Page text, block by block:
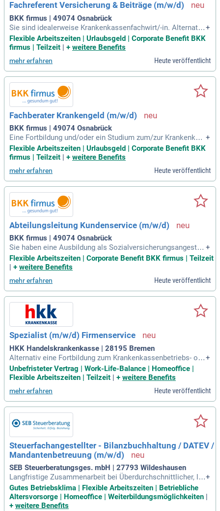
Fachreferent Versicherung & Beiträge (m/w/d)
BKK firmus | 49074 Osnabrück
Sie sind idealerweise Krankenkassenfachwirt/-in. Alternativ
bringen Sie ein abgeschlossenes Studium im Bereich des S
ozial- und Gesundheitswesens mit. Mehrjährige Berufserfah
ünschenswert.
+
Flexible Arbeitszeiten | Urlaubsgeld | Corporate Benefit BKK
firmus | Teilzeit | + weitere Benefits
mehr erfahren Heute veröffentlicht
Fachberater Krankengeld (m/w/d)
BKK firmus | 49074 Osnabrück
Eine Fortbildung und/oder ein Studium zum/zur Krankenkas
senfachwirt/in, Betriebswirt/in oder eine ähnliche berufsbez
ogene Fortbildung ist wünschenswert.
+
Flexible Arbeitszeiten | Urlaubsgeld | Corporate Benefit BKK
firmus | Teilzeit | + weitere Benefits
mehr erfahren Heute veröffentlicht
Abteilungsleitung Kundenservice (m/w/d)
BKK firmus | 49074 Osnabrück
Sie haben eine Ausbildung als Sozialversicherungsangestell
te/r mit Fortbildung zum Krankenkassenfachwirt (m⁠/⁠w⁠/⁠d) od
er Fachwirt im Gesundheits- und Sozialwesen (m⁠/⁠w⁠/⁠d), alter
chaftswissenschaften
+
Flexible Arbeitszeiten | Corporate Benefit BKK firmus | Teilzeit
+ weitere Benefits
mehr erfahren Heute veröffentlicht
Spezialist (m/w/d) Firmenservice
HKK Handelskrankenkasse | 28195 Bremen
Alternativ eine Fortbildung zum Krankenkassenbetriebs- ode
r -fachwirt (m/w/d) oder eine vergleichbare fachspezifische
Weiterbildung oder ein einschlägiges Studium; Bereitschaft
usgeprägtes Organisations
+
Unbefristeter Vertrag | Work-Life-Balance | Homeoffice |
Flexible Arbeitszeiten | Teilzeit | + weitere Benefits
mehr erfahren Heute veröffentlicht
Steuerfachangestellter - Bilanzbuchhaltung / DATEV /
Mandantenbetreuung (m/w/d)
SEB Steuerberatungsges. mbH | 27793 Wildeshausen
Langfristige Zusammenarbeit bei Überdurchschnittlicher, lei
stungsorientierter wie fairer Vergütung und bis zu 30 Tage U
rlaub im Jahr; Flexible Arbeitszeitgestaltung (25%, 50%, 75%,
100%); Gesundheitsfürsorge und Pensionskasse (Betrieblich
+
Gutes Betriebsklima | Flexible Arbeitszeiten | Betriebliche
Altersvorsorge | Homeoffice | Weiterbildungsmöglichkeiten |
+ weitere Benefits